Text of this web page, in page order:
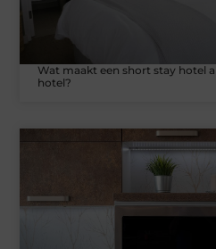
Wat maakt een short stay hotel
hotel?